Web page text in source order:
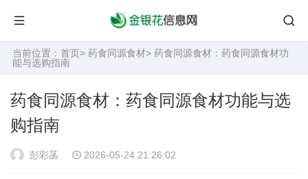
当前位置： 首页> 药食同源食材> 药食同源食材：药食同源食材功
能与选购指南
药食同源食材：药食同源食材功能与选
购指南
彭彩菡 2026-05-24 21:26:02